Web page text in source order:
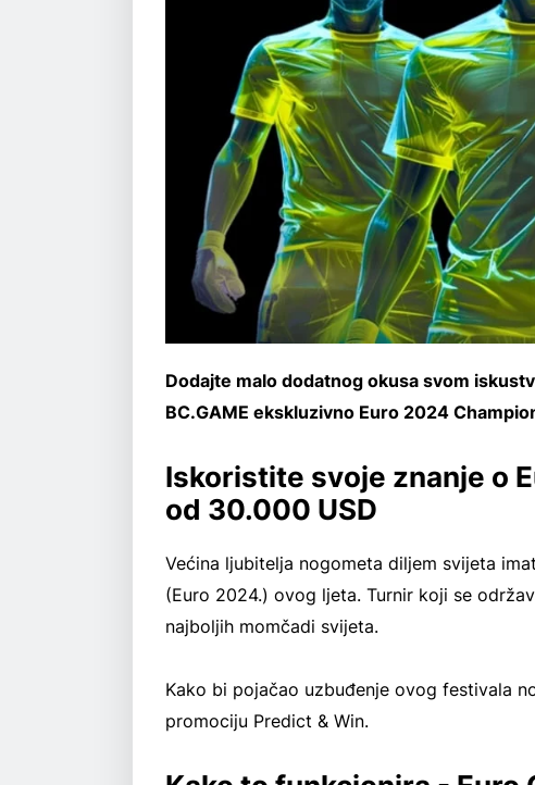
Dodajte malo dodatnog okusa svom
BC.GAME ekskluzivno Euro 2024
Iskoristite svoje znanje o
od 30.000 USD
Većina ljubitelja nogometa diljem svijeta
(Euro 2024.) ovog ljeta. Turnir koji se
najboljih momčadi svijeta.
Kako bi pojačao uzbuđenje ovog festivala
promociju Predict & Win.